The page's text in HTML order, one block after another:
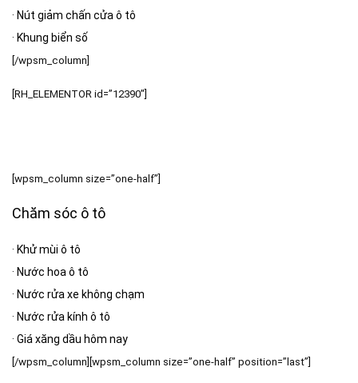
· Nút giảm chấn cửa ô tô
· Khung biển số
[/wpsm_column]
[RH_ELEMENTOR id=”12390″]
[wpsm_column size=”one-half”]
Chăm sóc ô tô
· Khử mùi ô tô
· Nước hoa ô tô
· Nước rửa xe không chạm
· Nước rửa kính ô tô
· Giá xăng dầu hôm nay
[/wpsm_column][wpsm_column size=”one-half” position=”last”]